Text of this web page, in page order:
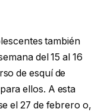
también
del 15 al 16
de esquí de
ellos. A esta
el 27 de febrero o,